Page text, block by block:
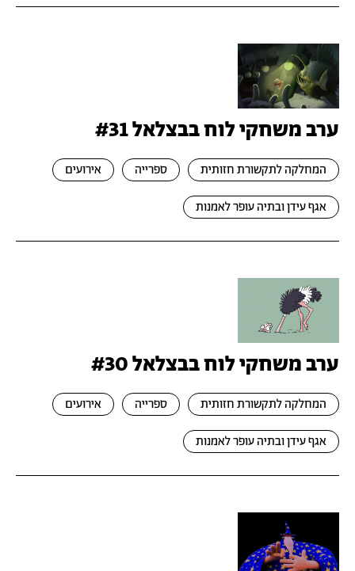
ערב משחקי לוח בבצלאל #31
המחלקה לתקשורת חזותית ספרייה אירועים
אגף עידן ובתיה עופר לאמנות
ערב משחקי לוח בבצלאל #30
המחלקה לתקשורת חזותית ספרייה אירועים
אגף עידן ובתיה עופר לאמנות